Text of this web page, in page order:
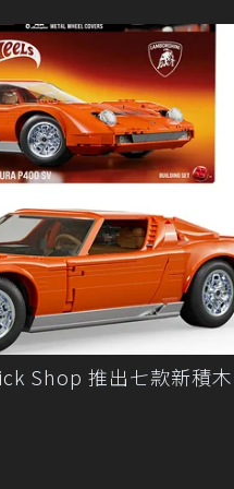
Shop 推出七款新積